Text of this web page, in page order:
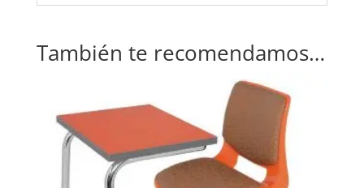
También te recomendamos…